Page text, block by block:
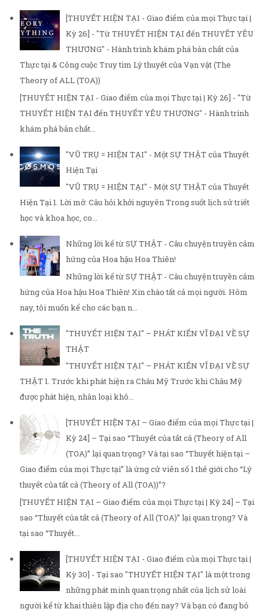
[THUYẾT HIỆN TẠI - Giao điểm của mọi Thực tại |
Kỳ 26] - "Từ THUYẾT HIỆN TẠI đến THUYẾT YÊU
THƯƠNG" - Hành trình khám phá bản chất của
Thực tại & Công cuộc Truy tìm Lý thuyết của Vạn vật (The
Theory of ALL (TOA))
[THUYẾT HIỆN TẠI - Giao điểm của mọi Thực tại | Kỳ 26] - "Từ
THUYẾT HIỆN TẠI đến THUYẾT YÊU THƯƠNG" - Hành trình
khám phá bản chất...
"VŨ TRỤ = HIỆN TẠI" - Một SỰ THẬT của Thuyết
Hiện Tại
"VŨ TRỤ = HIỆN TẠI" - Một SỰ THẬT của Thuyết
Hiện Tại 1. Lời mở: Câu hỏi khởi nguyên Trong suốt lịch sử triết
học và khoa học, co...
Những lời kể từ SỰ THẬT - Câu chuyện truyền cảm
hứng của Hoa hậu Hoa Thiên!
Những lời kể từ SỰ THẬT - Câu chuyện truyền cảm
hứng của Hoa hậu Hoa Thiên! Xin chào tất cả mọi người. Hôm
nay, tôi muốn kể cho các bạn n...
"THUYẾT HIỆN TẠI" – PHÁT KIẾN VĨ ĐẠI VỀ SỰ
THẬT
"THUYẾT HIỆN TẠI" – PHÁT KIẾN VĨ ĐẠI VỀ SỰ
THẬT 1. Trước khi phát hiện ra Châu Mỹ Trước khi Châu Mỹ
được phát hiện, nhân loại khô...
[THUYẾT HIỆN TẠI – Giao điểm của mọi Thực tại |
Kỳ 24] – Tại sao “Thuyết của tất cả (Theory of All
(TOA)” lại quan trọng? Và tại sao “Thuyết hiện tại –
Giao điểm của mọi Thực tại” là ứng cử viên số 1 thế giới cho “Lý
thuyết của tất cả (Theory of All (TOA))”?
[THUYẾT HIỆN TẠI – Giao điểm của mọi Thực tại | Kỳ 24] – Tại
sao “Thuyết của tất cả (Theory of All (TOA)” lại quan trọng? Và
tại sao “Thuyết...
[THUYẾT HIỆN TẠI - Giao điểm của mọi Thực tại |
Kỳ 30] - Tại sao "THUYẾT HIỆN TẠI" là một trong
những phát minh quan trọng nhất của lịch sử loài
người kể từ khai thiên lập địa cho đến nay? Và bạn có đang bỏ